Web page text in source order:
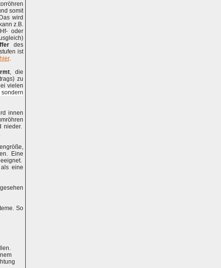
somit
wird
z.B.
oder
des
ist
hier.
, die
zu
vielen
innen
nieder.
Eine
eine
So